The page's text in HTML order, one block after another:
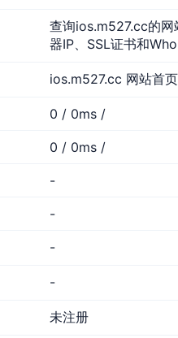
查询ios.m527.cc的
器IP、SSL证书和
ios.m527.cc 网站首页
0 / 0ms /
0 / 0ms /
-
-
-
-
未注册